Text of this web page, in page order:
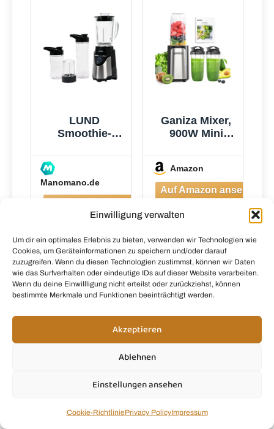
Einwilligung verwalten
Um dir ein optimales Erlebnis zu bieten, verwenden wir Technologien wie
Cookies, um Geräteinformationen zu speichern und/oder darauf
zuzugreifen. Wenn du diesen Technologien zustimmst, können wir Daten
wie das Surfverhalten oder eindeutige IDs auf dieser Website verarbeiten.
Wenn du deine Einwillligung nicht erteilst oder zurückziehst, können
bestimmte Merkmale und Funktionen beeinträchtigt werden.
Akzeptieren
Ablehnen
Einstellungen ansehen
Cookie-RichtliniePrivacy PolicyImpressum
LUND
Smoothie-
Manomano.de
Ganiza Mixer,
900W Mini
Standmixer mit
3 Tragbare
Mixbechern(2×
500ml &
Vierklingenklin
ge aus
Edelstahl, BPA-
Frei, Leicht zu
Reinigen,
Blender
elektrisch für
Amazon
Smoothie-
W-67702
Smoothie-